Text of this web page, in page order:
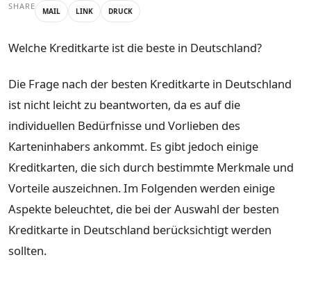
SHARE MAIL LINK DRUCK
Welche Kreditkarte ist die beste in Deutschland?
Die Frage nach der besten Kreditkarte in Deutschland
ist nicht leicht zu beantworten, da es auf die
individuellen Bedürfnisse und Vorlieben des
Karteninhabers ankommt. Es gibt jedoch einige
Kreditkarten, die sich durch bestimmte Merkmale und
Vorteile auszeichnen. Im Folgenden werden einige
Aspekte beleuchtet, die bei der Auswahl der besten
Kreditkarte in Deutschland berücksichtigt werden
sollten.